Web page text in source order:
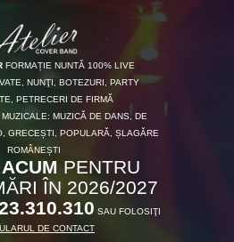
FORMAȚIE NUNTĂ 100% LIVE
NUNŢI, BOTEZURI, PARTY
PETRECERI DE FIRMĂ
MUZICĂ DE DANS, DE
GRECEȘTI, POPULARĂ, ȘLAGĂRE
ROMÂNEȘTI
PENTRU
ÎN 2026/2027
SAU FOLOSIŢI
DE CONTACT